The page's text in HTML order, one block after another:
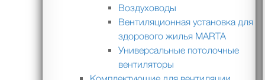
Воздуховоды
Вентиляционная установка для
здорового жилья MARTA
Универсальные потолочные
вентиляторы